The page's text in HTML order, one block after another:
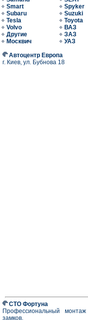
Smart
Spyker
Subaru
Suzuki
Tesla
Toyota
Volvo
ВАЗ
Другие
ЗАЗ
Москвич
УАЗ
Автоцентр Европа
г. Киев, ул. Бубнова 18
СТО Фортуна
Профессиональный
замков,